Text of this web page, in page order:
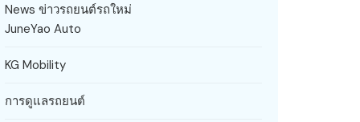
News ข่าวรถยนต์รถใหม่
JuneYao Auto
KG Mobility
การดูแลรถยนต์